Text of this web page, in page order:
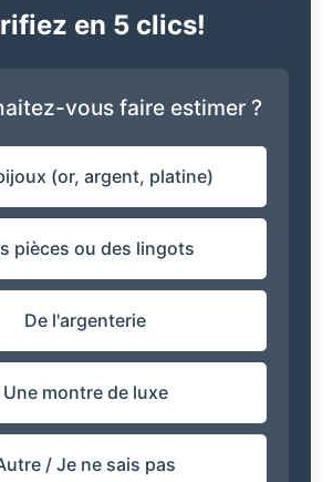
en 5 clics!
vous faire estimer ?
(or, argent, platine)
pièces ou des lingots
De l'argenterie
Une montre de luxe
/ Je ne sais pas